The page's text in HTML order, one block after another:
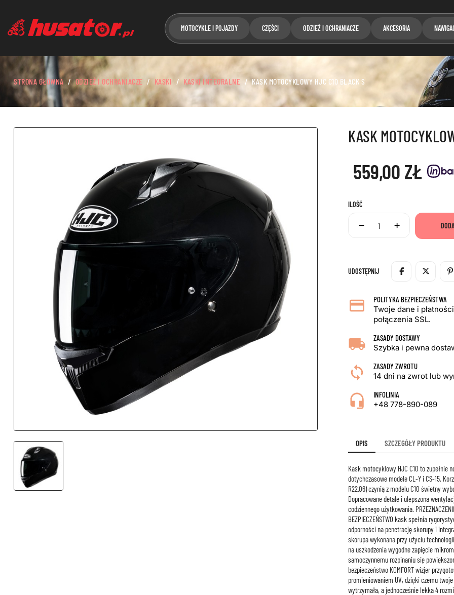
MOTOCYKLE I POJAZDY CZĘŚCI ODZIEŻ I OCHRANIACZE AKCESORIA
STRONA GŁÓWNA ODZIEŻ I OCHRANIACZE KASKI KASKI INTEGRALNE KASK MOTOCYKLOWY HJC C10 BLACK S
KASK
559,00 ZŁ
ILOŚĆ
UDOSTĘPNIJ
POLITYKA BEZPIECZEŃSTWA
Twoje dane i
połączenia SSL.
ZASADY DOSTAWY
Szybka i pewna
ZASADY ZWROTU
14 dni na zwrot lub
INFOLINIA
+48 778-890-089
OPIS SZCZEGÓŁY PRODUKTU
Kask motocyklowy HJC C10 to
dotychczasowe modele CL-Y i CS-15.
R22.06) czynią z modelu C10 świetny
Dopracowane detale i ulepszona
codziennego użytkowania.
BEZPIECZEŃSTWO kask spełnia
odporności na penetrację skorupy i
skorupa wykonana przy użyciu
na uszkodzenia wygodne zapięcie
samoczynnemu rozpinaniu się
bezpieczeństwo KOMFORT wizjer
promieniowaniem UV, dzięki czemu
wytrzymała, a jednocześnie lekka 4